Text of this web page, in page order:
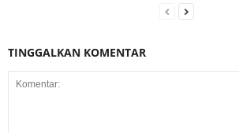
TINGGALKAN KOMENTAR